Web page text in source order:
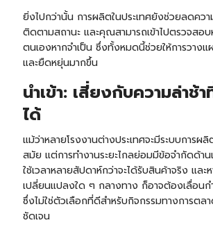
ยิ่งไปกว่านั้น การผลิตในประเทศยังช่วยลดควา
ติดตามสถานะ และคุณสามารถเข้าไปตรวจสอ
ตนเองหากจำเป็น ซึ่งทั้งหมดนี้ช่วยให้การวางแ
และยืดหยุ่นมากขึ้น
นำเข้า: เสี่ยงกับความล่าช้
ได้
แม้ว่าหลายโรงงานต่างประเทศจะมีระบบการ
สมัย แต่การทำงานระยะไกลย่อมมีข้อจำกัดด้า
ใช้เวลาหลายสัปดาห์กว่าจะได้รับสินค้าจริง และ
เปลี่ยนแปลงใด ๆ กลางทาง ก็อาจต้องเลื่อนก
ซึ่งไม่ใช่ตัวเลือกที่ดีสำหรับกิจกรรมทางการตล
ชัดเจน